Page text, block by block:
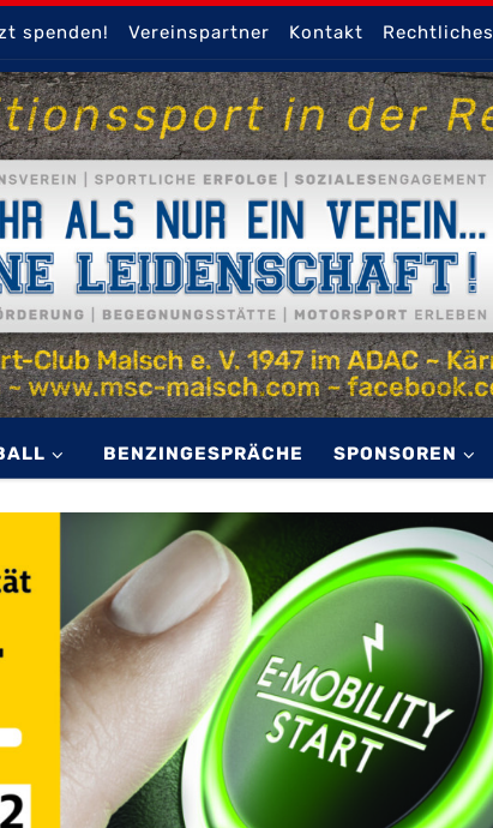
spenden! Vereinspartner Kontakt Rechtliches
BENZINGESPRÄCHE SPONSOREN